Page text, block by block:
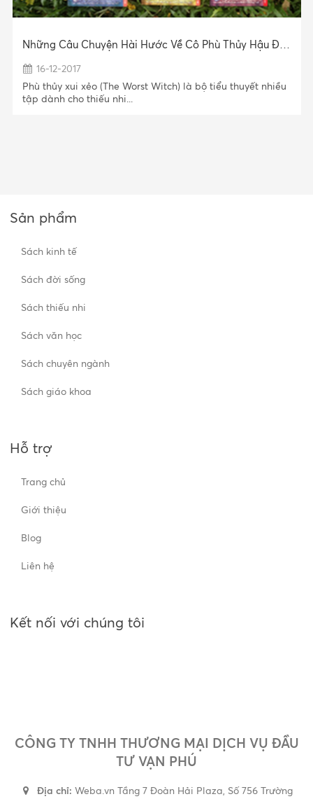
Những Câu Chuyện Hài Hước Về Cô Phù Thủy Hậu Đậu Của Jill Murphy
16-12-2017
Phù thủy xui xẻo (The Worst Witch) là bộ tiểu thuyết nhiều
tập dành cho thiếu nhi...
Sản phẩm
Sách kinh tế
Sách đời sống
Sách thiếu nhi
Sách văn học
Sách chuyên ngành
Sách giáo khoa
Hỗ trợ
Trang chủ
Giới thiệu
Blog
Liên hệ
Kết nối với chúng tôi
CÔNG TY TNHH THƯƠNG MẠI DỊCH VỤ ĐẦU
TƯ VẠN PHÚ
Địa chỉ: Weba.vn Tầng 7 Đoàn Hải Plaza, Số 756 Trường